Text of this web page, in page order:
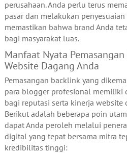
perusahaan. Anda perlu terus
pasar dan melakukan
memastikan bahwa brand Anda
bagi masyarakat luas.
Manfaat Nyata
Website Dagang Anda
Pemasangan backlink yang
para blogger profesional memiliki
bagi reputasi serta kinerja website
Berikut adalah beberapa poin
dapat Anda peroleh melalui
digital yang tepat bersama mitra
kredibilitas tinggi: